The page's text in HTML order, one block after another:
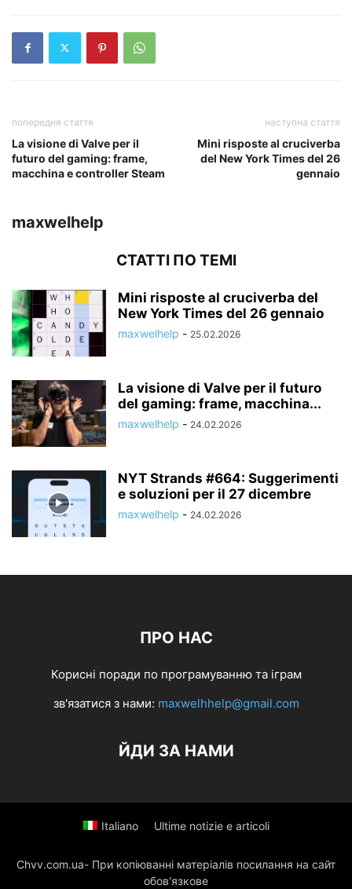
попередня стаття
La visione di Valve per il
futuro del gaming: frame,
macchina e controller Steam
наступна стаття
Mini risposte al cruciverba
del New York Times del 26
gennaio
maxwelhelp
СТАТТІ ПО ТЕМІ
Mini risposte al cruciverba del
New York Times del 26 gennaio
maxwelhelp - 25.02.2026
La visione di Valve per il futuro
del gaming: frame, macchina...
maxwelhelp - 24.02.2026
NYT Strands #664: Suggerimenti
e soluzioni per il 27 dicembre
maxwelhelp - 24.02.2026
ПРО НАС
Корисні поради по програмуванню та іграм
зв'язатися з нами: maxwelhhelp@gmail.com
ЙДИ ЗА НАМИ
Italiano Ultime notizie e articoli
Chvv.com.ua- При копіюванні матеріалів посилання на сайт
обов'язкове